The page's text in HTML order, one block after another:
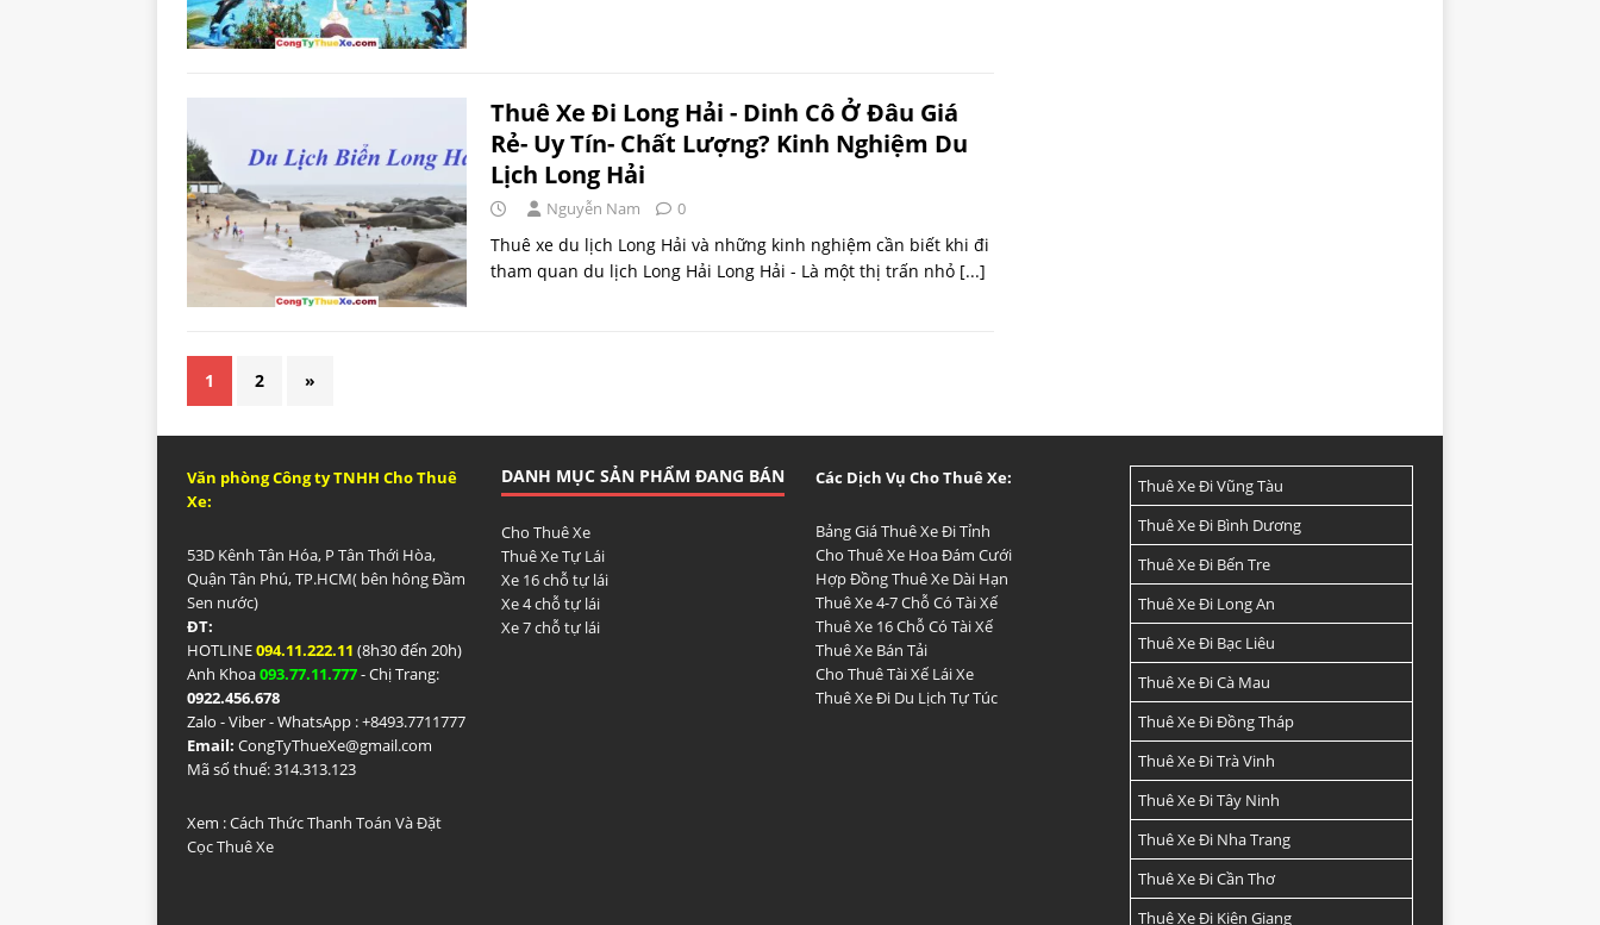
Thuê Xe Đi Long Hải - Dinh Cô Ở Đâu Giá
Rẻ- Uy Tín- Chất Lượng? Kinh Nghiệm Du
Lịch Long Hải
Nguyễn Nam 0
Thuê xe du lịch Long Hải và những kinh nghiệm cần biết khi đi
tham quan du lịch Long Hải Long Hải - Là một thị trấn nhỏ [...]
1 2 »
Văn phòng Công ty TNHH Cho Thuê
Xe:
53D Kênh Tân Hóa, P Tân Thới Hòa,
Quận Tân Phú, TP.HCM( bên hông Đầm
Sen nước)
ĐT:
HOTLINE094.11.222.11 (8h30 đến 20h)
Anh Khoa093.77.11.777- Chị Trang:
0922.456.678
Zalo - Viber - WhatsApp : +8493.7711777
Email: CongTyThueXe@gmail.com
Mã số thuế: 314.313.123
Xem :Cách Thức Thanh Toán Và Đặt
Cọc Thuê Xe
DANH MỤC SẢN PHẨM ĐANG BÁN
Cho Thuê Xe
Thuê Xe Tự Lái
Xe 16 chỗ tự lái
Xe 4 chỗ tự lái
Xe 7 chỗ tự lái
Các Dịch Vụ Cho Thuê Xe:
Bảng Giá Thuê Xe Đi Tỉnh
Cho Thuê Xe Hoa Đám Cưới
Hợp Đồng Thuê Xe Dài Hạn
Thuê Xe 4-7 Chỗ Có Tài Xế
Thuê Xe 16 Chỗ Có Tài Xế
Thuê Xe Bán Tải
Cho Thuê Tài Xế Lái Xe
Thuê Xe Đi Du Lịch Tự Túc
Thuê Xe Đi Vũng Tàu
Thuê Xe Đi Bình Dương
Thuê Xe Đi Bến Tre
Thuê Xe Đi Long An
Thuê Xe Đi Bạc Liêu
Thuê Xe Đi Cà Mau
Thuê Xe Đi Đồng Tháp
Thuê Xe Đi Trà Vinh
Thuê Xe Đi Tây Ninh
Thuê Xe Đi Nha Trang
Thuê Xe Đi Cần Thơ
Thuê Xe Đi Kiên Giang